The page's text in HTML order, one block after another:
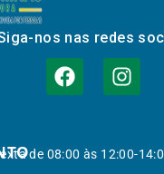
nos nas redes
de 08:00 às 12:00-